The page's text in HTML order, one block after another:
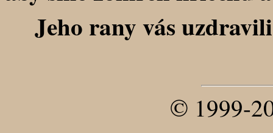
Jeho rany vás
© 1999-